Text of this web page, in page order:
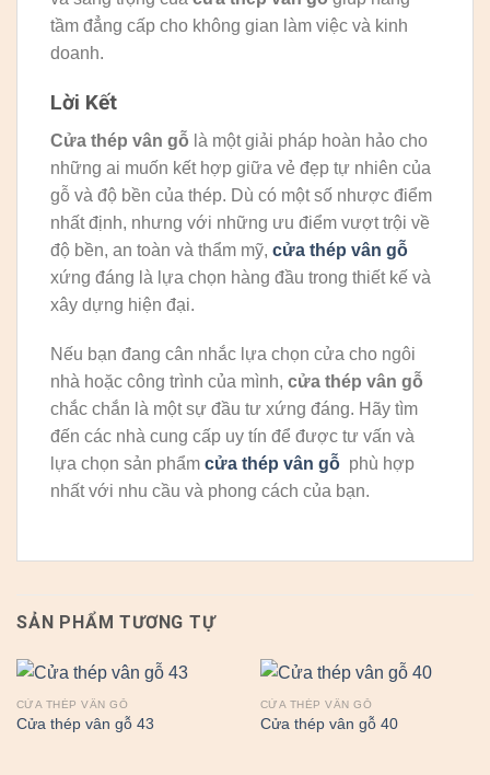
tầm đẳng cấp cho không gian làm việc và kinh
doanh.
Lời Kết
Cửa thép vân gỗ là một giải pháp hoàn hảo cho
những ai muốn kết hợp giữa vẻ đẹp tự nhiên của
gỗ và độ bền của thép. Dù có một số nhược điểm
nhất định, nhưng với những ưu điểm vượt trội về
độ bền, an toàn và thẩm mỹ, cửa thép vân gỗ
xứng đáng là lựa chọn hàng đầu trong thiết kế và
xây dựng hiện đại.
Nếu bạn đang cân nhắc lựa chọn cửa cho ngôi
nhà hoặc công trình của mình, cửa thép vân gỗ
chắc chắn là một sự đầu tư xứng đáng. Hãy tìm
đến các nhà cung cấp uy tín để được tư vấn và
lựa chọn sản phẩm cửa thép vân gỗ phù hợp
nhất với nhu cầu và phong cách của bạn.
SẢN PHẨM TƯƠNG TỰ
CỬA THÉP VÂN GỖ
Cửa thép vân gỗ 43
CỬA THÉP VÂN GỖ
Cửa thép vân gỗ 40